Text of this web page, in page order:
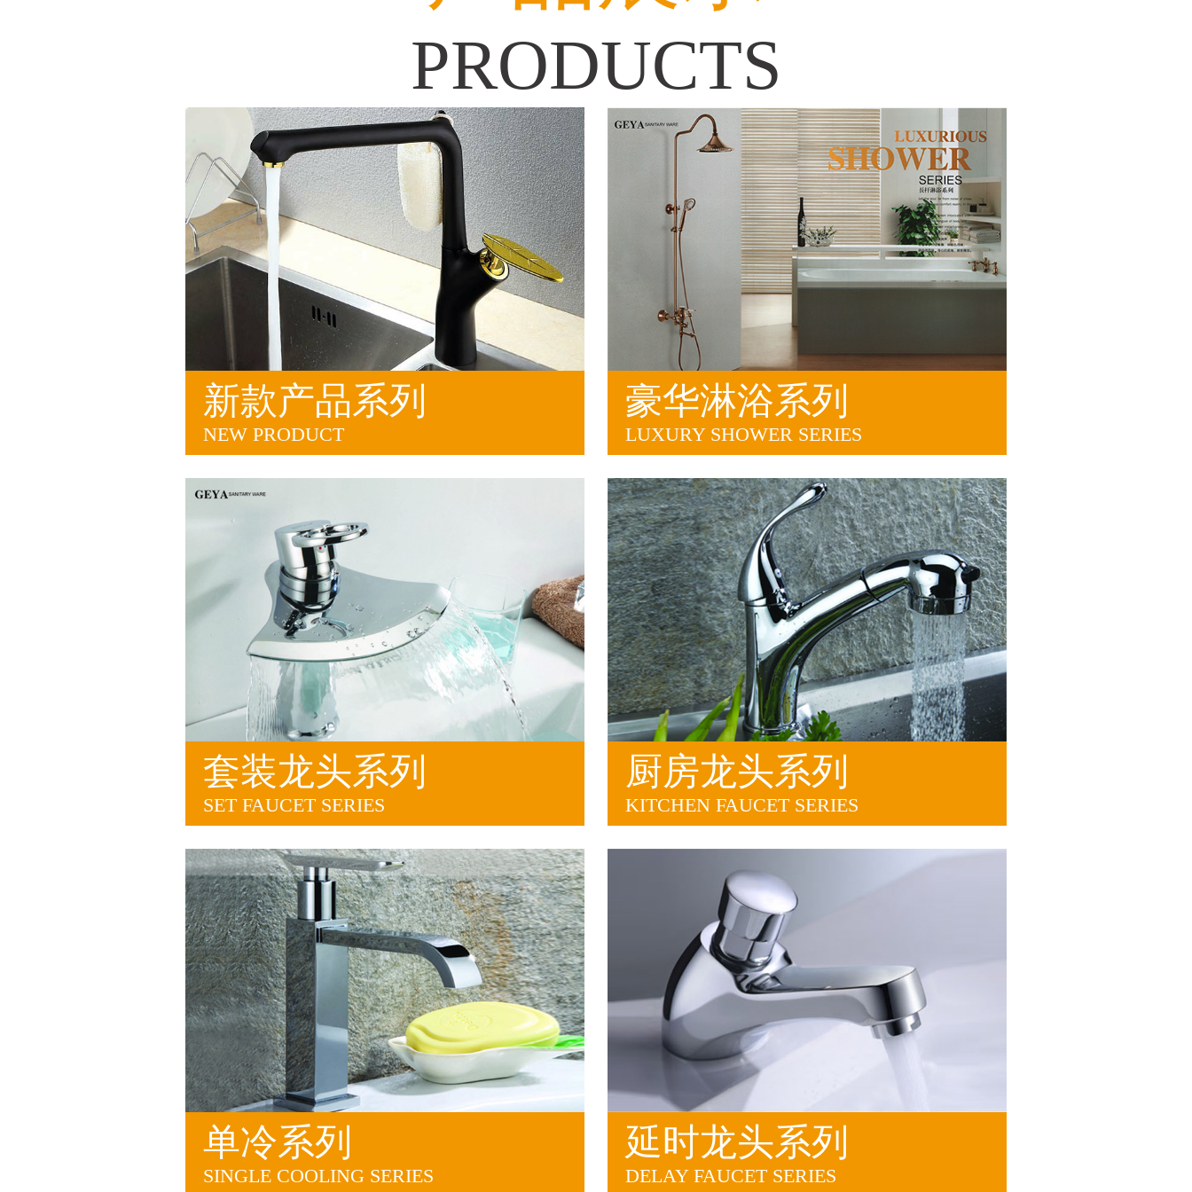
PRODUCTS
新款产品系列
NEW PRODUCT
豪华淋浴系列
LUXURY SHOWER SERIES
套装龙头系列
SET FAUCET SERIES
厨房龙头系列
KITCHEN FAUCET SERIES
单冷系列
SINGLE COOLING SERIES
延时龙头系列
DELAY FAUCET SERIES